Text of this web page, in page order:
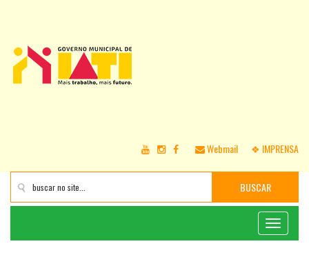
Webmail ❖ IMPRENSA
BUSCAR
Toggle